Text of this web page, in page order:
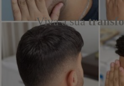
Viva a sua